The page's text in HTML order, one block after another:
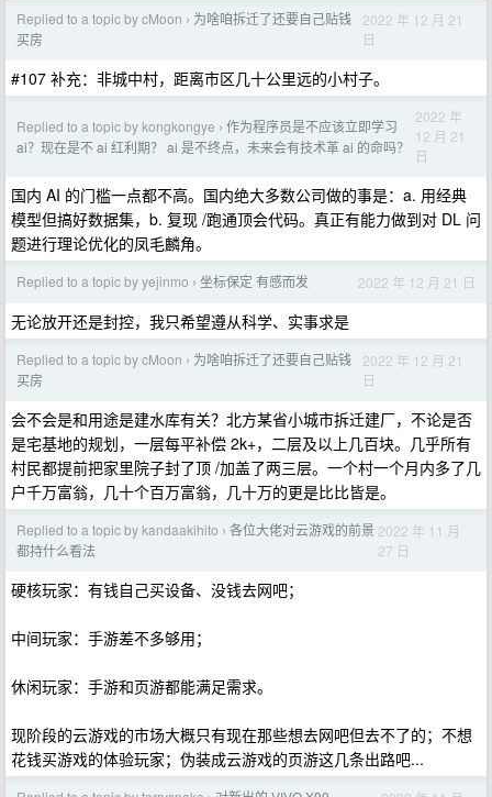
Replied to a topic by cMoon › 为啥咱拆迁了还要自己贴钱
买房
2022 年 12 月 21
日
#107 补充：非城中村，距离市区几十公里远的小村子。
Replied to a topic by kongkongye › 作为程序员是不应该立即学习
ai？现在是不 ai 红利期？ ai 是不终点，未来会有技术革 ai 的命吗？
2022 年
12 月 21
日
国内 AI 的门槛一点都不高。国内绝大多数公司做的事是：a. 用经典
模型但搞好数据集，b. 复现 /跑通顶会代码。真正有能力做到对 DL 问
题进行理论优化的凤毛麟角。
Replied to a topic by yejinmo › 坐标保定 有感而发 2022 年 12 月 21 日
无论放开还是封控，我只希望遵从科学、实事求是
Replied to a topic by cMoon › 为啥咱拆迁了还要自己贴钱
买房
2022 年 12 月 21
日
会不会是和用途是建水库有关？北方某省小城市拆迁建厂，不论是否
是宅基地的规划，一层每平补偿 2k+，二层及以上几百块。几乎所有
村民都提前把家里院子封了顶 /加盖了两三层。一个村一个月内多了几
户千万富翁，几十个百万富翁，几十万的更是比比皆是。
Replied to a topic by kandaakihito › 各位大佬对云游戏的前景
都持什么看法
2022 年 11 月
27 日
硬核玩家：有钱自己买设备、没钱去网吧；
中间玩家：手游差不多够用；
休闲玩家：手游和页游都能满足需求。
现阶段的云游戏的市场大概只有现在那些想去网吧但去不了的；不想
花钱买游戏的体验玩家；伪装成云游戏的页游这几条出路吧...